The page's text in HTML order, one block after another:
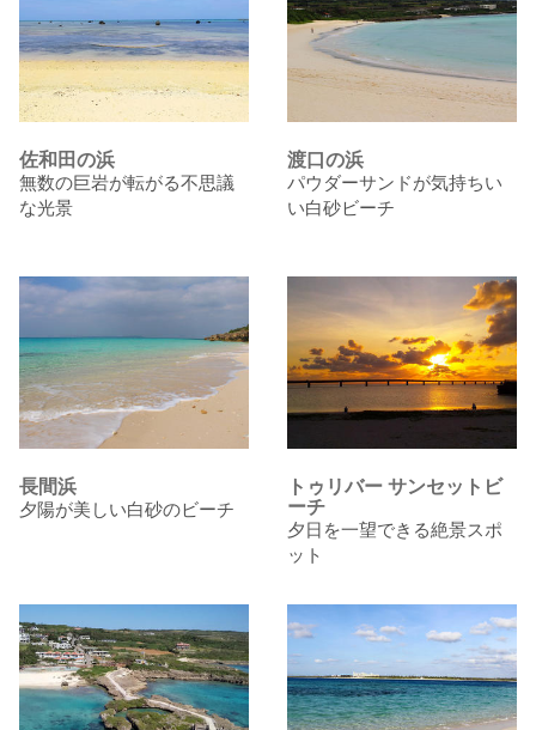
佐和田の浜
無数の巨岩が転がる不思議
な光景
渡口の浜
パウダーサンドが気持ちい
い白砂ビーチ
長間浜
夕陽が美しい白砂のビーチ
トゥリバー サンセットビ
ーチ
夕日を一望できる絶景スポ
ット